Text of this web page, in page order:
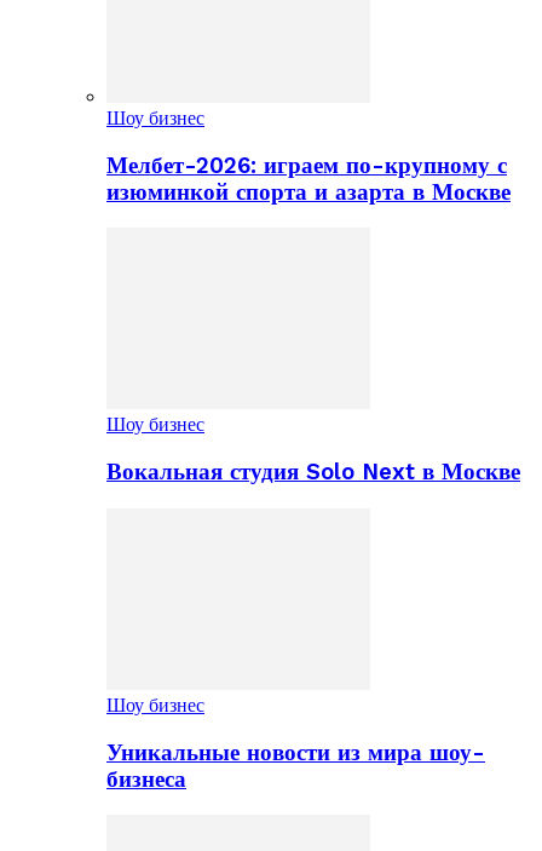
Шоу бизнес
Мелбет-2026: играем по-крупному с
изюминкой спорта и азарта в Москве
Шоу бизнес
Вокальная студия Solo Next в Москве
Шоу бизнес
Уникальные новости из мира шоу-
бизнеса